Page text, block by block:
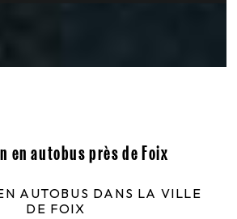
en autobus près de Foix
AUTOBUS DANS LA VILLE
DE FOIX